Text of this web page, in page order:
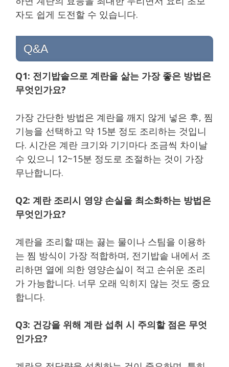
자도 쉽게 도전할 수 있습니다.
Q&A
Q1: 전기밥솥으로 계란을 삶는 가장 좋은 방법은
무엇인가요?
가장 간단한 방법은 계란을 깨지 않게 넣은 후, 찜
기능을 선택하고 약 15분 정도 조리하는 것입니
다. 시간은 계란 크기와 기기마다 조금씩 차이날
수 있으니 12~15분 정도로 조절하는 것이 가장
무난합니다.
Q2: 계란 조리시 영양 손실을 최소화하는 방법은
무엇인가요?
계란을 조리할 때는 끓는 물이나 스팀을 이용하
는 찜 방식이 가장 적합하며, 전기밥솥 내에서 조
리하면 열에 의한 영양손실이 적고 손쉬운 조리
가 가능합니다. 너무 오래 익히지 않는 것도 중요
합니다.
Q3: 건강을 위해 계란 섭취 시 주의할 점은 무엇
인가요?